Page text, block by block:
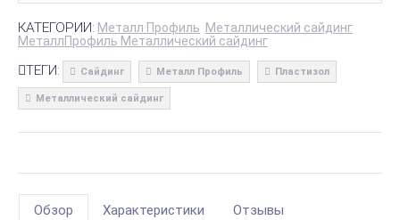
КАТЕГОРИИ: Металл Профиль Металлический сайдинг
МеталлПрофиль Металлический сайдинг
ТЕГИ: Сайдинг Металл Профиль Пластизол
Металлический сайдинг
Обзор Характеристики Отзывы